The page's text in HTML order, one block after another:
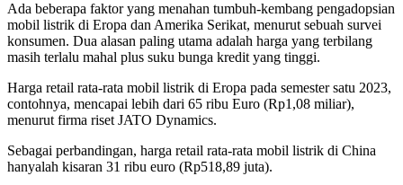
Ada beberapa faktor yang menahan tumbuh-kembang pengadopsian
mobil listrik di Eropa dan Amerika Serikat, menurut sebuah survei
konsumen. Dua alasan paling utama adalah harga yang terbilang
masih terlalu mahal plus suku bunga kredit yang tinggi.
Harga retail rata-rata mobil listrik di Eropa pada semester satu 2023,
contohnya, mencapai lebih dari 65 ribu Euro (Rp1,08 miliar),
menurut firma riset JATO Dynamics.
Sebagai perbandingan, harga retail rata-rata mobil listrik di China
hanyalah kisaran 31 ribu euro (Rp518,89 juta).